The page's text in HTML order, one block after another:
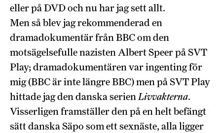
eller på DVD och nu har jag sett allt.
Men så blev jag rekommenderad en
dramadokumentär från BBC om den
motsägelsefulle nazisten Albert Speer på SVT
Play; dramadokumentären var ingenting för
mig (BBC är inte längre BBC) men på SVT Play
hittade jag den danska serienLivvakterna.
Visserligen framställer den på en helt befängt
sätt danska Säpo som ett sexnäste, alla ligger